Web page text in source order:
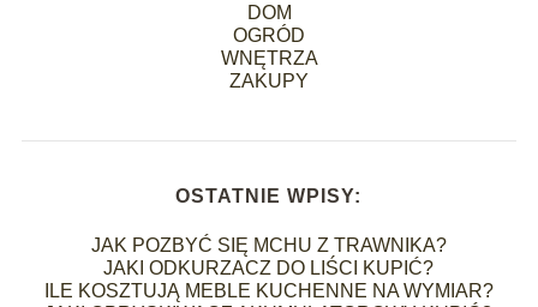
DOM
OGRÓD
WNĘTRZA
ZAKUPY
OSTATNIE WPISY:
JAK POZBYĆ SIĘ MCHU Z TRAWNIKA?
JAKI ODKURZACZ DO LIŚCI KUPIĆ?
ILE KOSZTUJĄ MEBLE KUCHENNE NA WYMIAR?